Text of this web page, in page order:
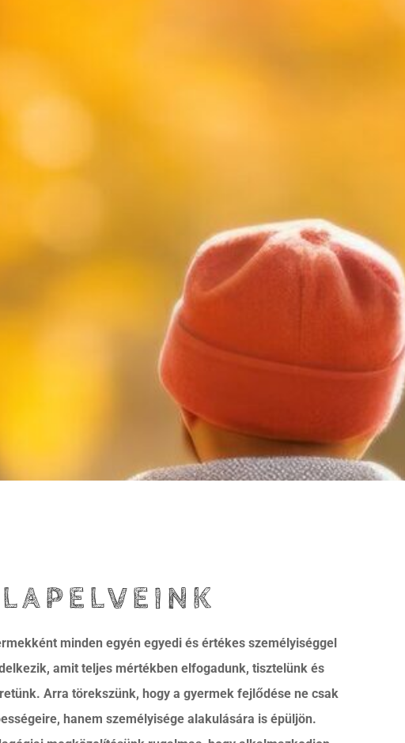
minden egyén egyedi és értékes személyiséggel
amit teljes mértékben elfogadunk, tisztelünk és
Arra törekszünk, hogy a gyermek fejlődése ne csak
hanem személyisége alakulására is épüljön.